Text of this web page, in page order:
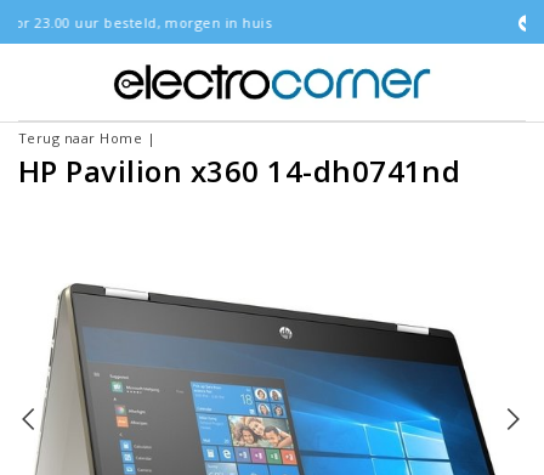
morgen in huis
Terug naar Home |
HP Pavilion x360 14-dh0741nd